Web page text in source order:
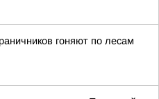
гоняют по лесам